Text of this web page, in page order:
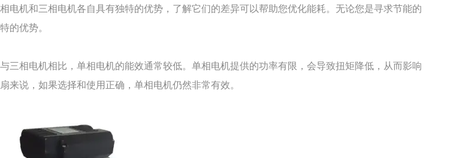
电机和三相电机各自具有独特的优势，了解它们的差异可以帮助您优化能耗。无论您是寻求节能的
的优势。
三相电机相比，单相电机的能效通常较低。单相电机提供的功率有限，会导致扭矩降低，从而影响
说，如果选择和使用正确，单相电机仍然非常有效。